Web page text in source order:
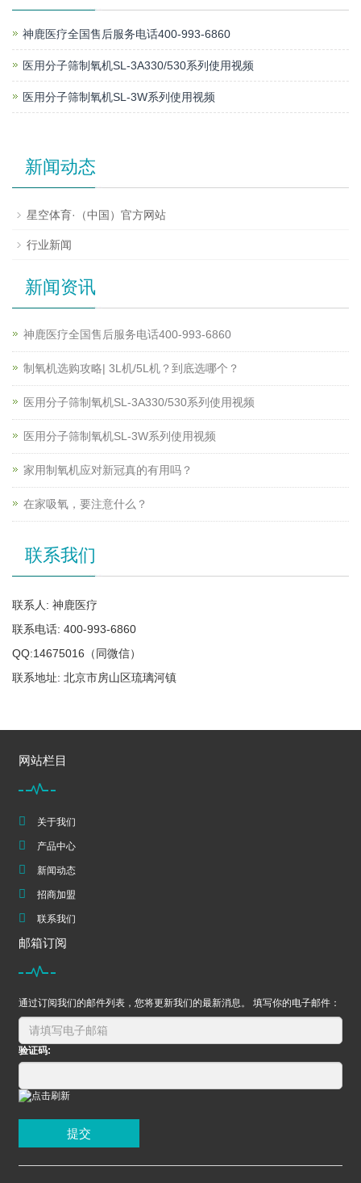
神鹿医疗全国售后服务电话400-993-6860
医用分子筛制氧机SL-3A330/530系列使用视频
医用分子筛制氧机SL-3W系列使用视频
新闻动态
星空体育·（中国）官方网站
行业新闻
新闻资讯
神鹿医疗全国售后服务电话400-993-6860
制氧机选购攻略| 3L机/5L机？到底选哪个？
医用分子筛制氧机SL-3A330/530系列使用视频
医用分子筛制氧机SL-3W系列使用视频
家用制氧机应对新冠真的有用吗？
在家吸氧，要注意什么？
联系我们
联系人: 神鹿医疗
联系电话: 400-993-6860
QQ:14675016（同微信）
联系地址: 北京市房山区琉璃河镇
网站栏目
关于我们
产品中心
新闻动态
招商加盟
联系我们
邮箱订阅
通过订阅我们的邮件列表，您将更新我们的最新消息。 填写你的电子邮件：
验证码:
提交